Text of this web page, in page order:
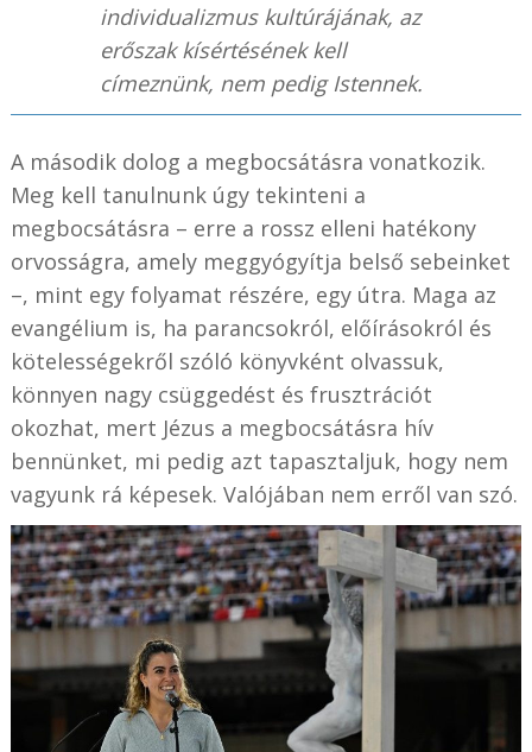
individualizmus kultúrájának, az
erőszak kísértésének kell
címeznünk, nem pedig Istennek.
A második dolog a megbocsátásra vonatkozik.
Meg kell tanulnunk úgy tekinteni a
megbocsátásra – erre a rossz elleni hatékony
orvosságra, amely meggyógyítja belső sebeinket
–, mint egy folyamat részére, egy útra. Maga az
evangélium is, ha parancsokról, előírásokról és
kötelességekről szóló könyvként olvassuk,
könnyen nagy csüggedést és frusztrációt
okozhat, mert Jézus a megbocsátásra hív
bennünket, mi pedig azt tapasztaljuk, hogy nem
vagyunk rá képesek. Valójában nem erről van szó.